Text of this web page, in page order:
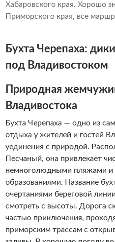
Хабаровского края. Хорошо
Приморского края, все
образование: тренер-
психолог, а также диплом о
Приморье, острова, горы,
ракурсы для фото, погружусь
устриц, морских звезд... Увы,
полюбите Приморский край
захочется приехать сюда
ждем вас за новыми
Бухта Черепаха:
под Владивостоком
Природная
Владивостока
Бухта Черепаха — одно из
отдыха у жителей и гостей
уединения с природой.
Песчаный, она привлекает
немноголюдными пляжами
образованиями. Название
очертаниями береговой
смотреть с высоты. Дорога
частью приключения,
приморским трассам с